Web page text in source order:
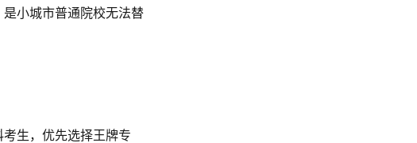
小城市普通院校无法替
生，优先选择王牌专